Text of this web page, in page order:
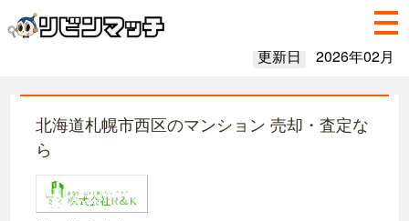
更新日 2026年02月
北海道札幌市西区のマンション 売却・査定な
ら